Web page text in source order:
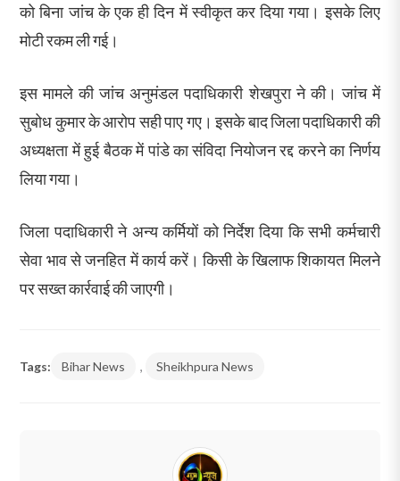
को बिना जांच के एक ही दिन में स्वीकृत कर दिया गया। इसके लिए
मोटी रकम ली गई।
इस मामले की जांच अनुमंडल पदाधिकारी शेखपुरा ने की। जांच में
सुबोध कुमार के आरोप सही पाए गए। इसके बाद जिला पदाधिकारी की
अध्यक्षता में हुई बैठक में पांडे का संविदा नियोजन रद्द करने का निर्णय
लिया गया।
जिला पदाधिकारी ने अन्य कर्मियों को निर्देश दिया कि सभी कर्मचारी
सेवा भाव से जनहित में कार्य करें। किसी के खिलाफ शिकायत मिलने
पर सख्त कार्रवाई की जाएगी।
Tags: Bihar News , Sheikhpura News